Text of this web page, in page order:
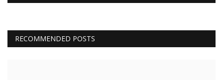
RECOMMENDED POSTS